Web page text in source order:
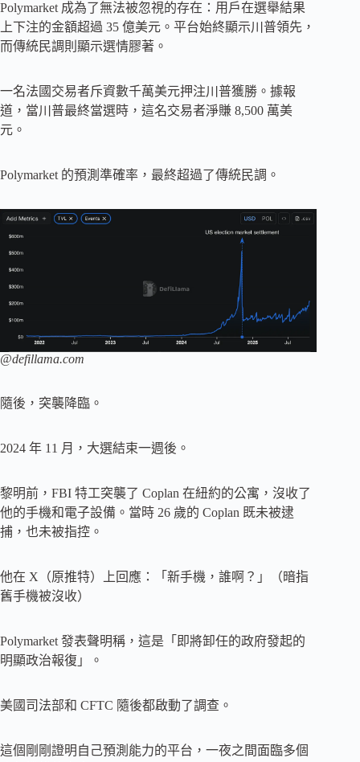
Polymarket 成為了無法被忽視的存在：用戶在選舉結果
上下注的金額超過 35 億美元。平台始終顯示川普領先，
而傳統民調則顯示選情膠著。
一名法國交易者斥資數千萬美元押注川普獲勝。據報
道，當川普最終當選時，這名交易者淨賺 8,500 萬美
元。
Polymarket 的預測準確率，最終超過了傳統民調。
@defillama.com
隨後，突襲降臨。
2024 年 11 月，大選結束一週後。
黎明前，FBI 特工突襲了 Coplan 在紐約的公寓，沒收了
他的手機和電子設備。當時 26 歲的 Coplan 既未被逮
捕，也未被指控。
他在 X（原推特）上回應：「新手機，誰啊？」（暗指
舊手機被沒收）
Polymarket 發表聲明稱，這是「即將卸任的政府發起的
明顯政治報復」。
美國司法部和 CFTC 隨後都啟動了調查。
這個剛剛證明自己預測能力的平台，一夜之間面臨多個